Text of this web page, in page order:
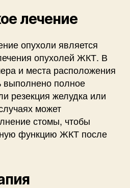
лечение
опухоли является
опухолей ЖКТ. В
и места расположения
выполнено полное
резекция желудка или
может
стомы, чтобы
функцию ЖКТ после